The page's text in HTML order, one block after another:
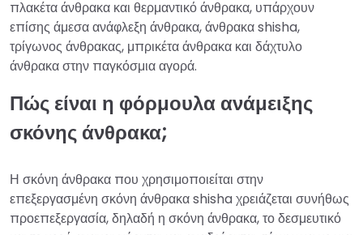
πλακέτα άνθρακα και θερμαντικό άνθρακα, υπάρχουν
επίσης άμεσα ανάφλεξη άνθρακα, άνθρακα shisha,
τρίγωνος άνθρακας, μπρικέτα άνθρακα και δάχτυλο
άνθρακα στην παγκόσμια αγορά.
Πώς είναι η φόρμουλα ανάμειξης
σκόνης άνθρακα;
Η σκόνη άνθρακα που χρησιμοποιείται στην
επεξεργασμένη σκόνη άνθρακα shisha χρειάζεται συνήθως
προεπεξεργασία, δηλαδή η σκόνη άνθρακα, το δεσμευτικό